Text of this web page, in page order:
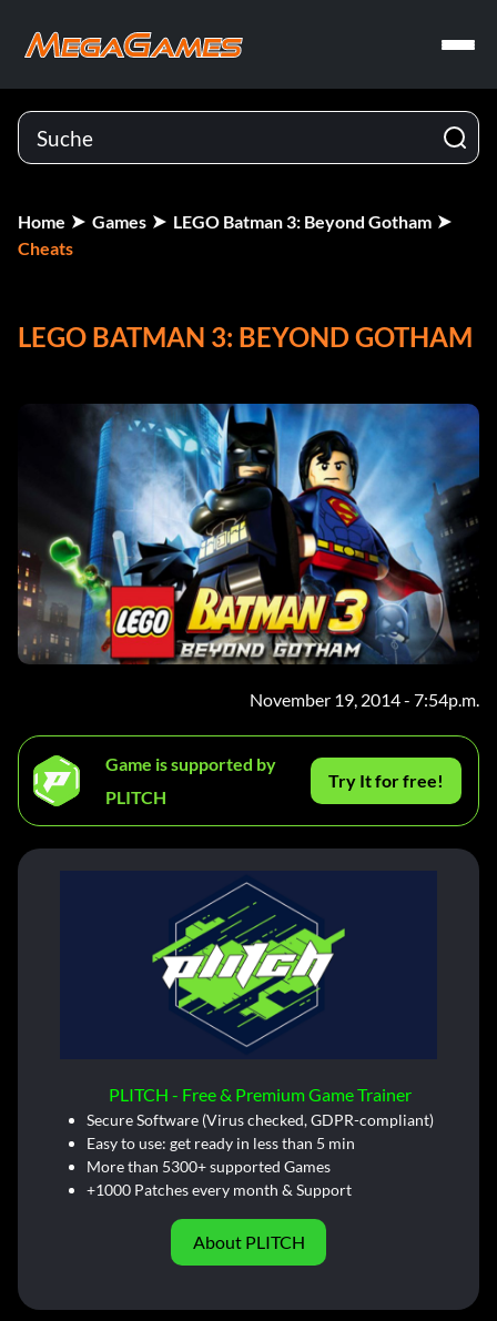
Home Games
LEGO Batman 3: Beyond Gotham
Cheats
LEGO BATMAN 3: BEYOND GOTHAM
November 19, 2014 - 7:54p.m.
Game is supported by
PLITCH
Try It for free!
PLITCH - Free & Premium Game Trainer
Secure Software (Virus checked, GDPR-compliant)
Easy to use: get ready in less than 5 min
More than 5300+ supported Games
+1000 Patches every month & Support
About PLITCH